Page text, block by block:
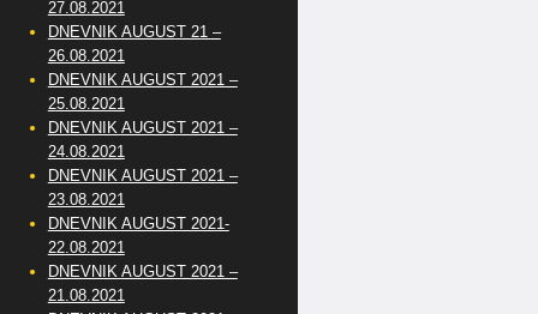
27.08.2021
DNEVNIK AUGUST 21 –
26.08.2021
DNEVNIK AUGUST 2021 –
25.08.2021
DNEVNIK AUGUST 2021 –
24.08.2021
DNEVNIK AUGUST 2021 –
23.08.2021
DNEVNIK AUGUST 2021-
22.08.2021
DNEVNIK AUGUST 2021 –
21.08.2021